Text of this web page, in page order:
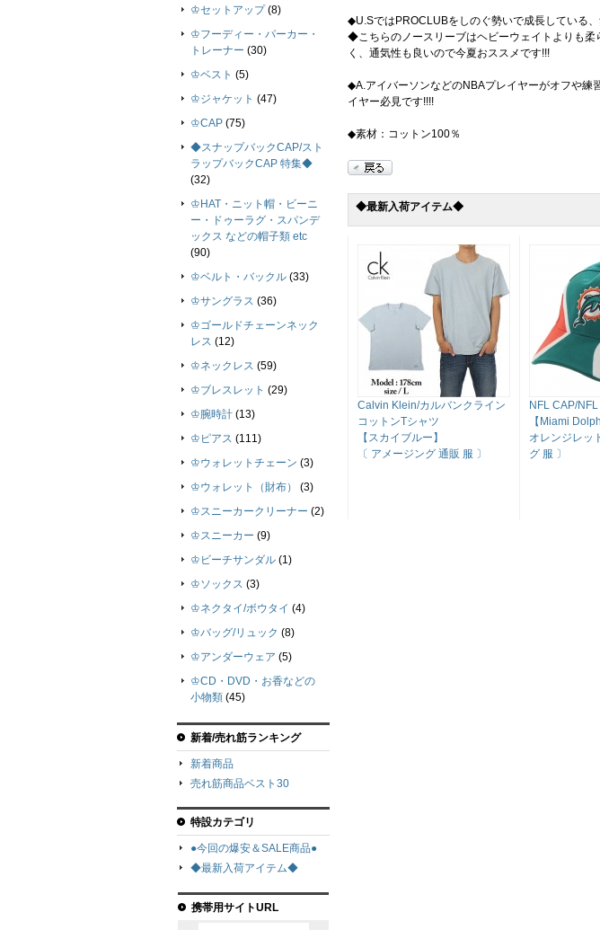
◆U.SではPROCLUBをしのぐ勢いで成長している、
◆こちらのノースリーブはヘビーウェイトよりも柔
く、通気性も良いので今夏おススメです!!!
◆A.アイバーソンなどのNBAプレイヤーがオフや練
イヤー必見です!!!!
◆素材：コットン100％
◆最新入荷アイテム◆
Calvin Klein/カルバンクライン
コットンTシャツ
【スカイブルー】
〔 アメージング 通販 服 〕
NFL CAP/
【Miami
オレンジレッ
グ 服 〕
♔セットアップ (8)
♔フーディー・パーカー・
トレーナー (30)
♔ベスト (5)
♔ジャケット (47)
♔CAP (75)
◆スナップバックCAP/スト
ラップバックCAP 特集◆
(32)
♔HAT・ニット帽・ビーニ
ー・ドゥーラグ・スパンデ
ックス などの帽子類 etc
(90)
♔ベルト・バックル (33)
♔サングラス (36)
♔ゴールドチェーンネック
レス (12)
♔ネックレス (59)
♔ブレスレット (29)
♔腕時計 (13)
♔ピアス (111)
♔ウォレットチェーン (3)
♔ウォレット（財布）
(3)
♔スニーカークリーナー (2)
♔スニーカー (9)
♔ビーチサンダル (1)
♔ソックス (3)
♔ネクタイ/ボウタイ (4)
♔バッグ/リュック (8)
♔アンダーウェア (5)
♔CD・DVD・お香などの
小物類 (45)
新着/売れ筋ランキング
新着商品
売れ筋商品ベスト30
特設カテゴリ
●今回の爆安＆SALE商品●
◆最新入荷アイテム◆
携帯用サイトURL